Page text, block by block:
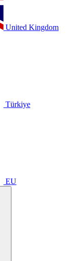
United Kingdom
Türkiye
EU